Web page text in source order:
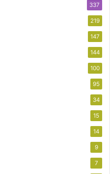
337
219
147
144
100
95
34
15
14
9
7